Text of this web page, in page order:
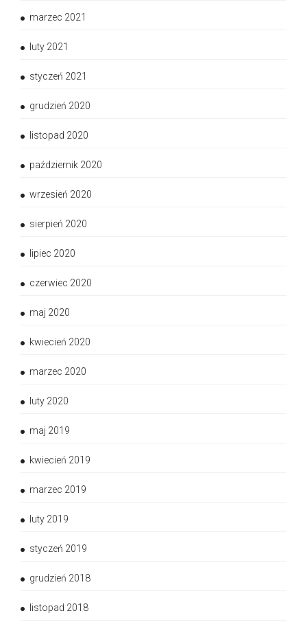
marzec 2021
luty 2021
styczeń 2021
grudzień 2020
listopad 2020
październik 2020
wrzesień 2020
sierpień 2020
lipiec 2020
czerwiec 2020
maj 2020
kwiecień 2020
marzec 2020
luty 2020
maj 2019
kwiecień 2019
marzec 2019
luty 2019
styczeń 2019
grudzień 2018
listopad 2018